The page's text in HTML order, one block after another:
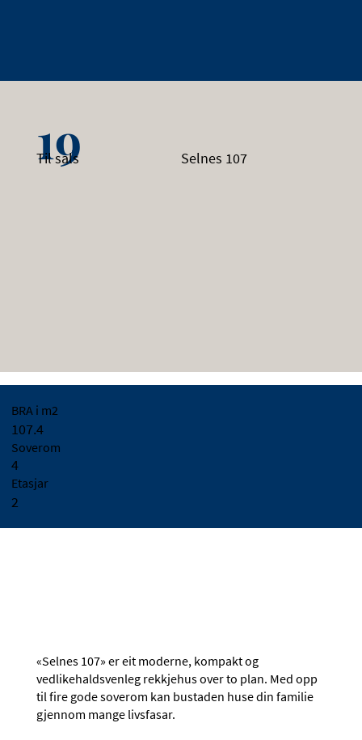
19
Til sals Selnes 107
BRA i m2
107.4
Soverom
4
Etasjar
2
«Selnes 107» er eit moderne, kompakt og
vedlikehaldsvenleg rekkjehus over to plan. Med opp
til fire gode soverom kan bustaden huse din familie
gjennom mange livsfasar.